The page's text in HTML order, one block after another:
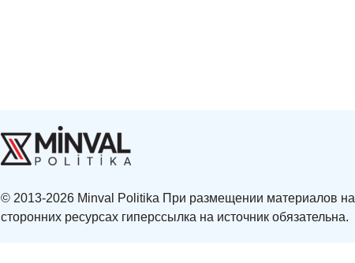
© 2013-2026 Minval Politika При размещении материалов на
сторонних ресурсах гиперссылка на источник обязательна.